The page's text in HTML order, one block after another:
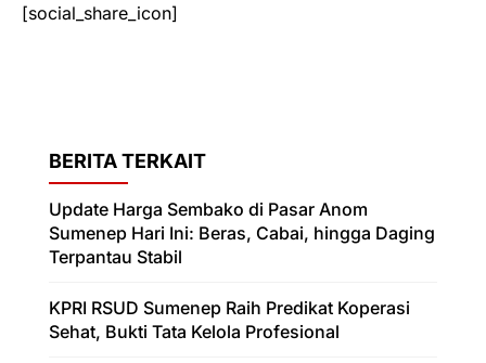
[social_share_icon]
BERITA TERKAIT
Update Harga Sembako di Pasar Anom
Sumenep Hari Ini: Beras, Cabai, hingga Daging
Terpantau Stabil
KPRI RSUD Sumenep Raih Predikat Koperasi
Sehat, Bukti Tata Kelola Profesional